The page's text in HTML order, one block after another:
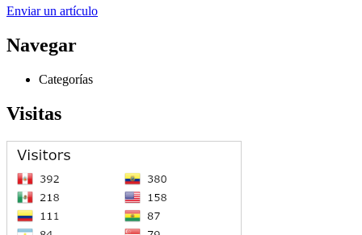
Enviar un artículo
Navegar
Categorías
Visitas